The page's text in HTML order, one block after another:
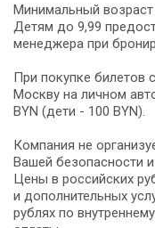
Минимальный возраст
Детям до 9,99
менеджера при
При покупке билетов
Москву на личном
BYN (дети - 100 BYN).
Компания не
Вашей безопасности
Цены в российских
и дополнительных
рублях по